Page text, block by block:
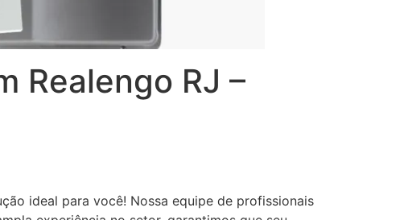
Realengo RJ –
ideal para você! Nossa equipe de profissionais